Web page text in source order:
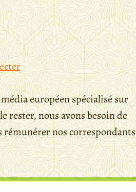
européen spécialisé sur
rester, nous avons besoin de
rémunérer nos correspondants